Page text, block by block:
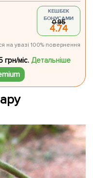
КЕШБЕК
БОНУСАМИ
0.95
4.74
на увазі 100% повернення
грн/міс.Детальніше